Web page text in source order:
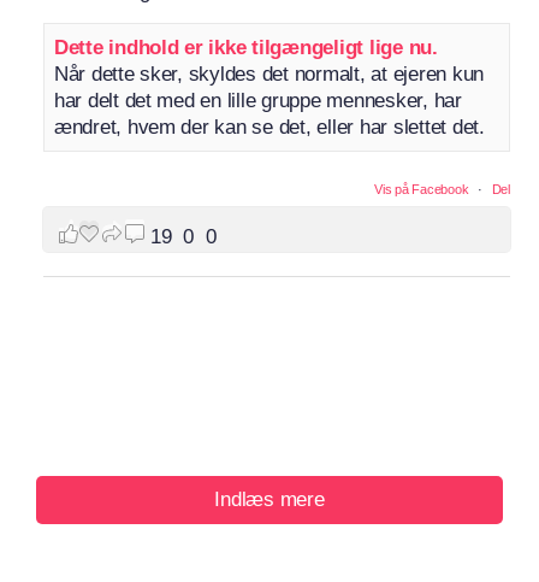
Dette indhold er ikke tilgængeligt lige nu.
Når dette sker, skyldes det normalt, at ejeren kun
har delt det med en lille gruppe mennesker, har
ændret, hvem der kan se det, eller har slettet det.
Vis på Facebook · Del
19 0 0
Indlæs mere